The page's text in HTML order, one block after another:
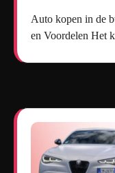
Auto kopen in de buurt Auto kopen in de buurt: Gemak
en Voordelen Het